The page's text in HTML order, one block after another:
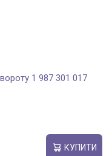
1 987 301 017
КУПИТИ